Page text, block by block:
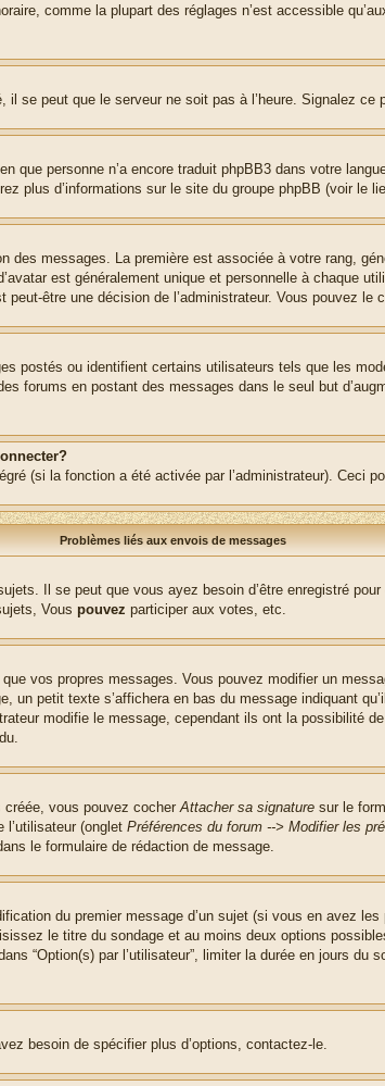
comme la plupart des réglages n’est accessible
se peut que le serveur ne soit pas à l’heure. Signalez ce
que personne n’a encore traduit phpBB3 dans votre
plus d’informations sur le site du groupe phpBB (voir le
des messages. La première est associée à votre rang,
est généralement unique et personnelle à chaque
être une décision de l’administrateur. Vous pouvez le
postés ou identifient certains utilisateurs tels que les
forums en postant des messages dans le seul but
(si la fonction a été activée par l’administrateur). Ceci
Problèmes liés aux envois de messages
Il se peut que vous ayez besoin d’être enregistré
Vous pouvez participer aux votes, etc.
vos propres messages. Vous pouvez modifier un
un petit texte s’affichera en bas du message indiquant
modifie le message, cependant ils ont la possibilité
créée, vous pouvez cocherAttacher sa signature sur le
(onglet Préférences du forum --> Modifier les
le formulaire de rédaction de message.
du premier message d’un sujet (si vous en avez
le titre du sondage et au moins deux options
“Option(s) par l’utilisateur”, limiter la durée en jours du
besoin de spécifier plus d’options, contactez-le.